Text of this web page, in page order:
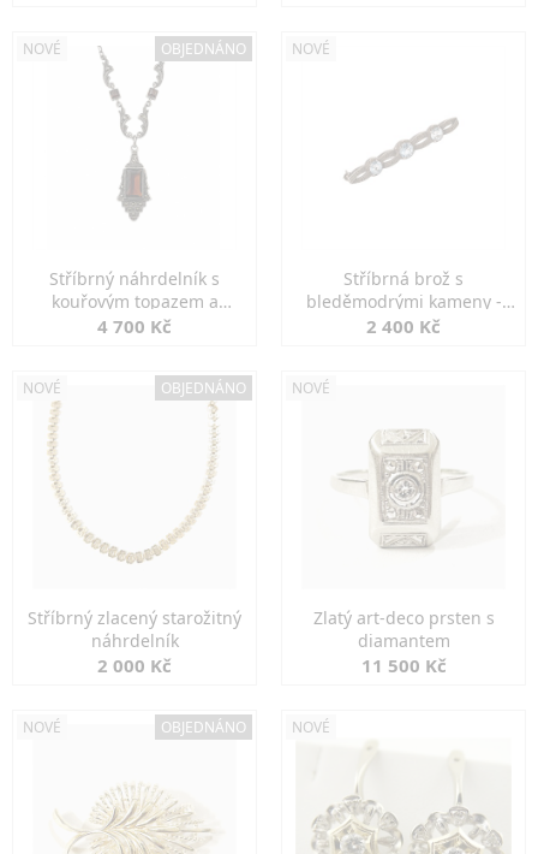
NOVÉ OBJEDNÁNO
Stříbrný náhrdelník s
kouřovým topazem a
markazity
4 700 Kč
NOVÉ
Stříbrná brož s
bleděmodrými kameny -
jemná elegance
2 400 Kč
NOVÉ OBJEDNÁNO
Stříbrný zlacený starožitný
náhrdelník
2 000 Kč
NOVÉ
Zlatý art-deco prsten s
diamantem
11 500 Kč
NOVÉ OBJEDNÁNO NOVÉ